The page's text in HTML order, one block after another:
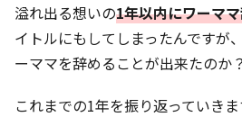
溢れ出る想いの1年以内にワーマ
イトルにもしてしまったんですが
ーママを辞めることが出来たのか？
これまでの1年を振り返っていきま